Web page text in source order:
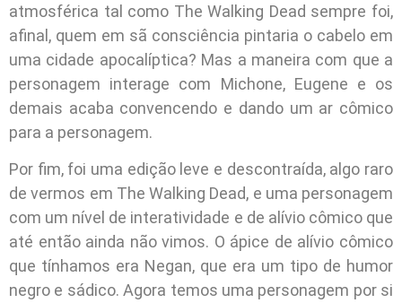
atmosférica tal como The Walking Dead sempre foi,
afinal, quem em sã consciência pintaria o cabelo em
uma cidade apocalíptica? Mas a maneira com que a
personagem interage com Michone, Eugene e os
demais acaba convencendo e dando um ar cômico
para a personagem.
Por fim, foi uma edição leve e descontraída, algo raro
de vermos em The Walking Dead, e uma personagem
com um nível de interatividade e de alívio cômico que
até então ainda não vimos. O ápice de alívio cômico
que tínhamos era Negan, que era um tipo de humor
negro e sádico. Agora temos uma personagem por si